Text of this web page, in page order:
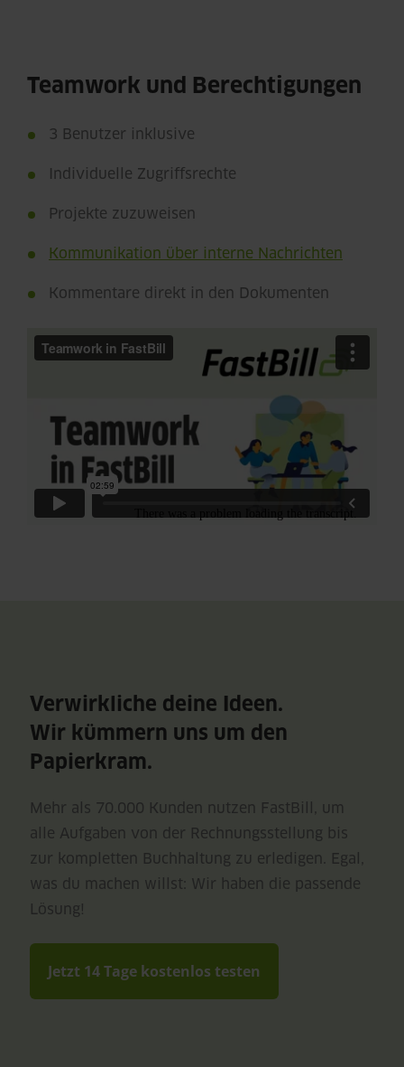
Teamwork und Berechtigungen
3 Benutzer inklusive
Individuelle Zugriffsrechte
Projekte zuzuweisen
Kommunikation über interne Nachrichten
Kommentare direkt in den Dokumenten
Verwirkliche deine Ideen.
Wir kümmern uns um den
Papierkram.
Mehr als 70.000 Kunden nutzen FastBill, um
alle Aufgaben von der Rechnungsstellung bis
zur kompletten Buchhaltung zu erledigen. Egal,
was du machen willst: Wir haben die passende
Lösung!
Jetzt 14 Tage kostenlos testen